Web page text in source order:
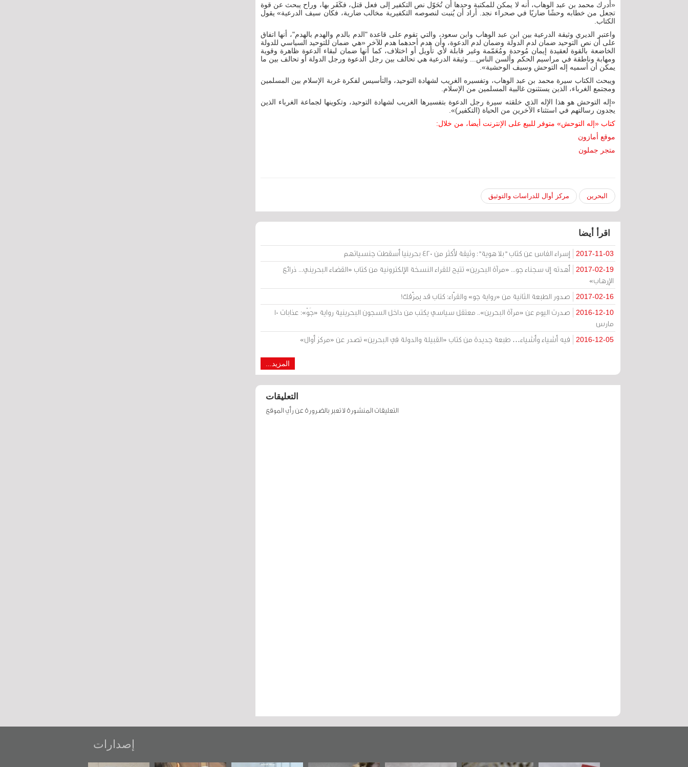
«أدرك محمد بن عبد الوهاب، أنه لا يمكن للمكتبة وحدها أن تُحَوّل نص التكفير إلى فعل قتل، فكَفَر بها، وراح يبحث عن قوة
تجعل من خطابه وحشًا ضاريًا في صحراء نجد. أراد أن يُنبت لنصوصه التكفيرية مخالب ضارية، فكان سيف الدرعية» يقول
الكتاب.
واعتبر الديري وثيقة الدرعية بين ابن عبد الوهاب وابن سعود، والتي تقوم على قاعدة "الدم بالدم والهدم بالهدم"، أنها اتفاق
على أن نص التوحيد ضمان لدم الدولة وضمان لدم الدعوة، وأن هدم أحدهما هدم للآخر «هي ضمان للتوحيد السياسي للدولة
الخاضعة بالقوة لعقيدة إيمان مُوحدة ومُعَمّمة وغير قابلة لأي تأويل أو اختلاف، كما أنها ضمان لبقاء الدعوة ظاهرة وقوية
ومهابة وناطقة في مراسيم الحكم وألسن الناس... وثيقة الدرعية هي تحالف بين رجل الدعوة ورجل الدولة أو تحالف بين ما
يمكن أن أسميه إله التوحش وسيف الوحشية».
ويبحث الكتاب سيرة محمد بن عبد الوهاب، وتفسيره الغريب لشهادة التوحيد، والتأسيس لفكرة غربة الإسلام بين المسلمين
ومجتمع الغرباء، الذين يستثنون غالبية المسلمين من الإسلام.
«إله التوحش هو هذا الإله الذي خلقته سيرة رجل الدعوة بتفسيرها الغريب لشهادة التوحيد، وتكوينها لجماعة الغرباء الذين
يجدون رسالتهم في استثناء الآخرين من الحياة (التكفير)».
كتاب «إله التوحش» متوفر للبيع على الإنترنت أيضا، من خلال:
موقع أمازون
متجر جملون
البحرين مركز أوال للدراسات والتوثيق
اقرأ أيضا
2017-11-03 إسراء الفاس عن كتاب "بلا هوية": وثيقة لأكثر من 420 بحرينيا أسقطت جنسياتهم
2017-02-19
أهدته إلى سجناء جو... «مرآة البحرين» تتيح للقراء النسخة الإلكترونية من كتاب «القضاء البحريني... ذرائع
الإرهاب»
2017-02-16 صدور الطبعة الثانية من «رواية جو» والقرّاء: كتاب قد يمزّقك!
2016-12-10
صدرت اليوم عن «مرآة البحرين».. معتقل سياسي يكتب من داخل السجون البحرينية رواية «جَوْ»: عذابات 10
مارس
2016-12-05 فيه أشياء وأشياء… طبعة جديدة من كتاب «القبيلة والدولة في البحرين» تصدر عن «مركز أوال»
المزيد...
التعليقات
التعليقات المنشورة لا تعبر بالضرورة عن رأي الموقع
إصدارات